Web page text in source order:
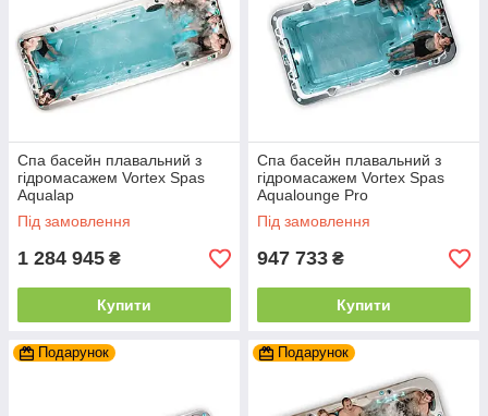
Спа басейн плавальний з
гідромасажем Vortex Spas
Aqualap
Під замовлення
1 284 945 ₴
Купити
Спа басейн плавальний з
гідромасажем Vortex Spas
Aqualounge Pro
Під замовлення
947 733 ₴
Купити
Подарунок Подарунок